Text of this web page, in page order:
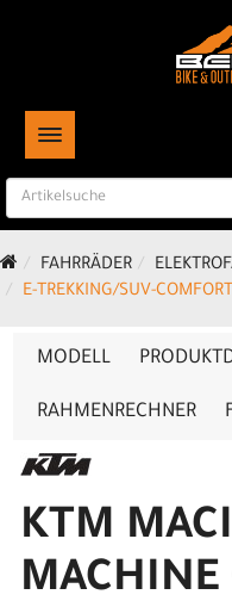
TOGGLE NAVIGATION
FAHRRÄDER
E-TREKKING/SUV-COMFORT
MODELL
RAHMENRECHNER
KTM
MACHINE